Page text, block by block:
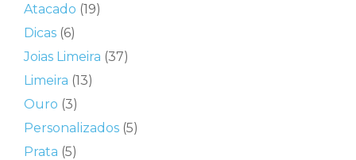
Atacado (19)
Dicas (6)
Joias Limeira (37)
Limeira (13)
Ouro (3)
Personalizados (5)
Prata (5)